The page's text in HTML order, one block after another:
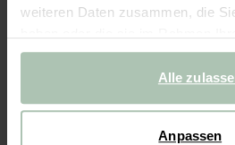
weiteren Daten zusammen, die
gesammelt haben.
Alle
Anpassen
3 Choose additional:Hocker (1)